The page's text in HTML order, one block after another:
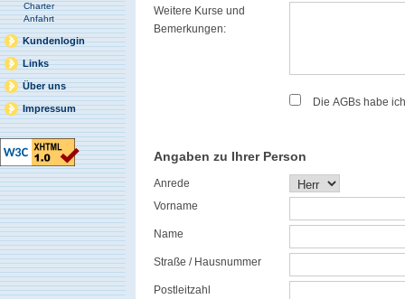
Charter
Anfahrt
Kundenlogin
Links
Über uns
Impressum
Weitere Kurse und
Bemerkungen:
Die AGBs habe
Angaben zu Ihrer Person
Anrede
Vorname
Name
Straße / Hausnummer
Postleitzahl